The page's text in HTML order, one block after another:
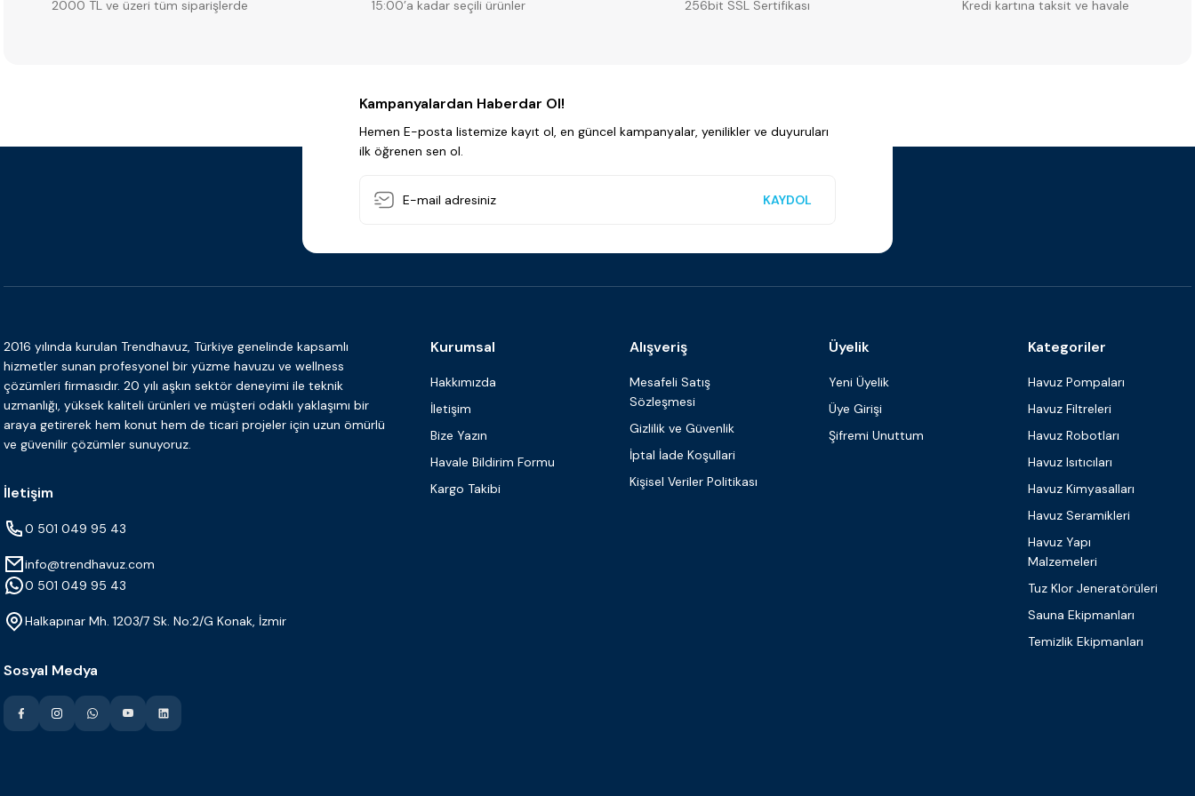
2000 TL ve üzeri tüm siparişlerde 15:00’a kadar seçili ürünler 256bit SSL Sertifikası Kredi kartına taksit ve havale
Kampanyalardan Haberdar Ol!
Hemen E-posta listemize kayıt ol, en güncel kampanyalar, yenilikler ve duyuruları
ilk öğrenen sen ol.
KAYDOL
2016 yılında kurulan Trendhavuz, Türkiye genelinde kapsamlı
hizmetler sunan profesyonel bir yüzme havuzu ve wellness
çözümleri firmasıdır. 20 yılı aşkın sektör deneyimi ile teknik
uzmanlığı, yüksek kaliteli ürünleri ve müşteri odaklı yaklaşımı bir
araya getirerek hem konut hem de ticari projeler için uzun ömürlü
ve güvenilir çözümler sunuyoruz.
İletişim
0 501 049 95 43
info@trendhavuz.com
0 501 049 95 43
Halkapınar Mh. 1203/7 Sk. No:2/G Konak, İzmir
Sosyal Medya
Kurumsal
Hakkımızda
İletişim
Bize Yazın
Havale Bildirim Formu
Kargo Takibi
Alışveriş
Mesafeli Satış
Sözleşmesi
Gizlilik ve Güvenlik
İptal İade Koşullari
Kişisel Veriler Politikası
Üyelik
Yeni Üyelik
Üye Girişi
Şifremi Unuttum
Kategoriler
Havuz Pompaları
Havuz Filtreleri
Havuz Robotları
Havuz Isıtıcıları
Havuz Kimyasalları
Havuz Seramikleri
Havuz Yapı
Malzemeleri
Tuz Klor Jeneratörüleri
Sauna Ekipmanları
Temizlik Ekipmanları